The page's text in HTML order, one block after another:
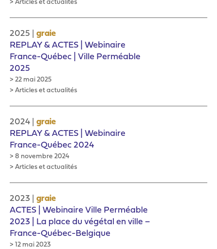
> Articles et actualités
2025 | graie
REPLAY & ACTES | Webinaire
France-Québec | Ville Perméable
2025
> 22 mai 2025
> Articles et actualités
2024 | graie
REPLAY & ACTES | Webinaire
France-Québec 2024
> 8 novembre 2024
> Articles et actualités
2023 | graie
ACTES | Webinaire Ville Perméable
2023 | La place du végétal en ville –
France-Québec-Belgique
> 12 mai 2023